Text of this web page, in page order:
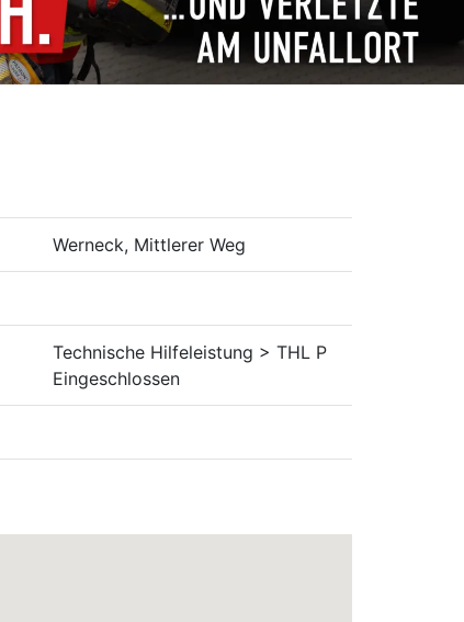
Werneck, Mittlerer Weg
Technische Hilfeleistung > THL P
Eingeschlossen